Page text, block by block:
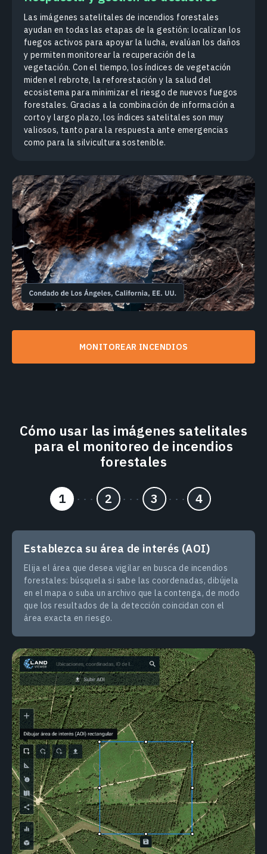
Las imágenes satelitales de incendios forestales
ayudan en todas las etapas de la gestión: localizan los
fuegos activos para apoyar la lucha, evalúan los daños
y permiten monitorear la recuperación de la
vegetación. Con el tiempo, los índices de vegetación
miden el rebrote, la reforestación y la salud del
ecosistema para minimizar el riesgo de nuevos fuegos
forestales. Gracias a la combinación de información a
corto y largo plazo, los índices satelitales son muy
valiosos, tanto para la respuesta ante emergencias
como para la silvicultura sostenible.
MONITOREAR INCENDIOS
Cómo usar las imágenes satelitales
para el monitoreo de incendios
forestales
Establezca su área de interés (AOI)
Elija el área que desea vigilar en busca de incendios
forestales: búsquela si sabe las coordenadas, dibújela
en el mapa o suba un archivo que la contenga, de modo
que los resultados de la detección coincidan con el
área exacta en riesgo.